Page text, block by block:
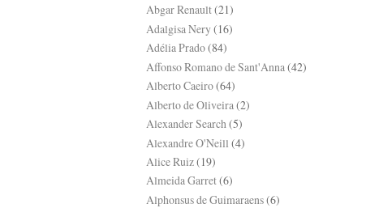
Abgar Renault(21)
Adalgisa Nery(16)
Adélia Prado(84)
Affonso Romano de Sant'Anna (42)
Alberto Caeiro(64)
Alberto de Oliveira (2)
Alexander Search(5)
Alexandre O'Neill (4)
Alice Ruiz(19)
Almeida Garret(6)
Alphonsus de Guimaraens(6)